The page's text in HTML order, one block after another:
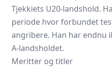
Tjekkiets U20-landshold.
periode hvor forbundet
angribere. Han har endnu
A-landsholdet.
Meritter og titler